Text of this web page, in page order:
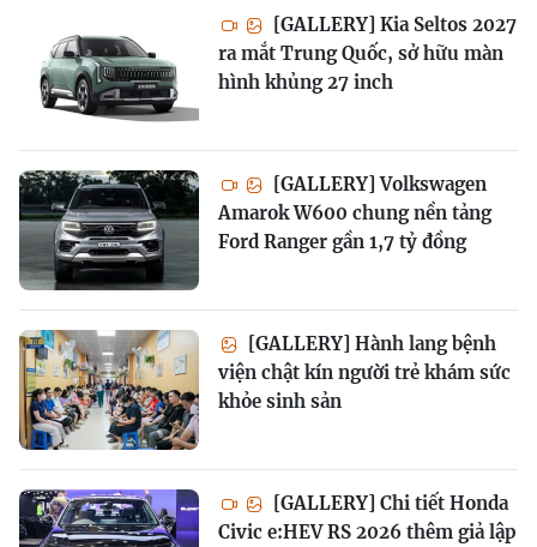
[GALLERY] Kia Seltos 2027
ra mắt Trung Quốc, sở hữu màn
hình khủng 27 inch
[GALLERY] Volkswagen
Amarok W600 chung nền tảng
Ford Ranger gần 1,7 tỷ đồng
[GALLERY] Hành lang bệnh
viện chật kín người trẻ khám sức
khỏe sinh sản
[GALLERY] Chi tiết Honda
Civic e:HEV RS 2026 thêm giả lập